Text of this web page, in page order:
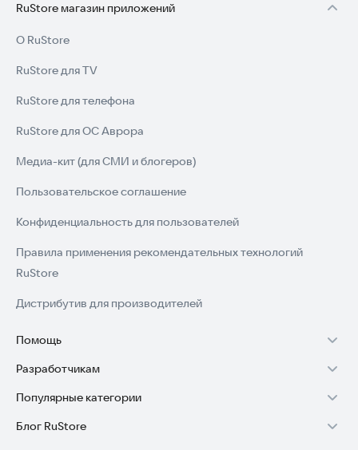
RuStore магазин приложений
О RuStore
RuStore для TV
RuStore для телефона
RuStore для ОС Аврора
Медиа-кит (для СМИ и блогеров)
Пользовательское соглашение
Конфиденциальность для пользователей
Правила применения рекомендательных технологий
RuStore
Дистрибутив для производителей
Помощь
Установка RuStore на TV
Установка RuStore на телефон
Установка RuStore в машину
Разработчикам
Зарабатывать с RuStore
Стать разработчиком
Популярные категории
Игры для Android
Блог RuStore